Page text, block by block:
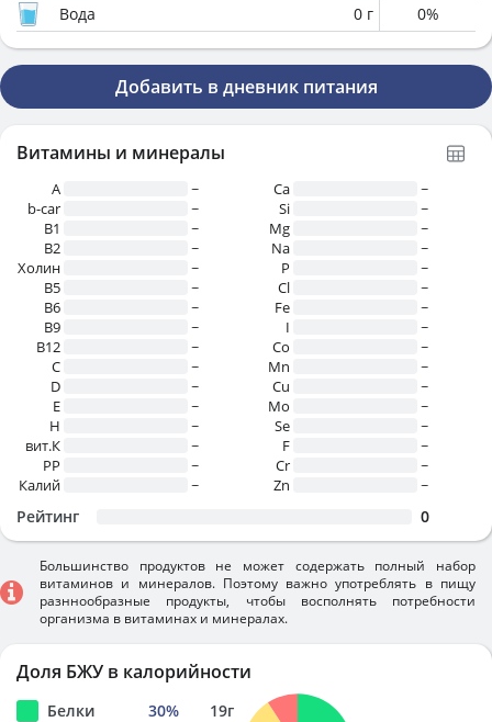
Вода
0 г 0%
Добавить в дневник питания
Витамины и минералы
A
~
b-car
~
В1
~
B2
~
Холин
~
B5
~
B6
~
B9
~
B12
~
C
~
D
~
E
~
H
~
вит.К
~
PP
~
Калий
~
Ca
~
Si
~
Mg
~
Na
~
P
~
Cl
~
Fe
~
I
~
Co
~
Mn
~
Cu
~
Mo
~
Se
~
F
~
Cr
~
Zn
~
Рейтинг 0
Большинство продуктов не может содержать полный набор
витаминов и минералов. Поэтому важно употреблять в пищу
разннообразные продукты, чтобы восполнять потребности
организма в витаминах и минералах.
Доля БЖУ в калорийности
Белки 30% 19г